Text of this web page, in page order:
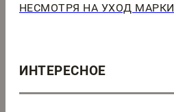
НЕСМОТРЯ НА УХОД МАРКИ
ИНТЕРЕСНОЕ